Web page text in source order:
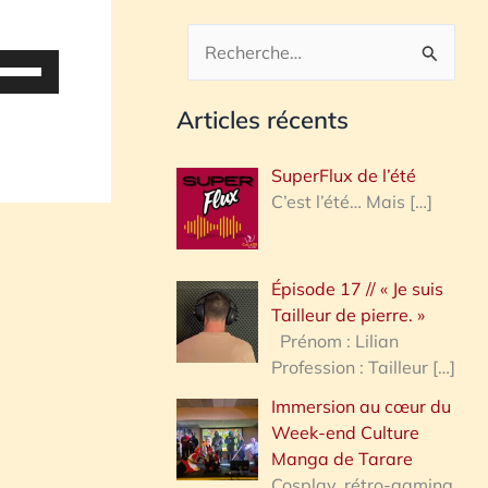
c
h
r
h
e
:
Articles récents
SuperFlux de l’été
C’est l’été… Mais […]
Épisode 17 // « Je suis
Tailleur de pierre. »
Prénom : Lilian
Profession : Tailleur […]
Immersion au cœur du
Week-end Culture
Manga de Tarare